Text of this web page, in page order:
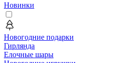
Новинки
Новогодние подарки
Гирлянда
Елочные шары